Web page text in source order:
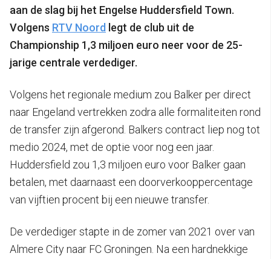
aan de slag bij het Engelse Huddersfield Town.
Volgens RTV Noord legt de club uit de
Championship 1,3 miljoen euro neer voor de 25-
jarige centrale verdediger.
Volgens het regionale medium zou Balker per direct
naar Engeland vertrekken zodra alle formaliteiten rond
de transfer zijn afgerond. Balkers contract liep nog tot
medio 2024, met de optie voor nog een jaar.
Huddersfield zou 1,3 miljoen euro voor Balker gaan
betalen, met daarnaast een doorverkooppercentage
van vijftien procent bij een nieuwe transfer.
De verdediger stapte in de zomer van 2021 over van
Almere City naar FC Groningen. Na een hardnekkige